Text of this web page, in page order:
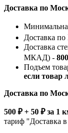
Доставка по
Доставка
Доставка
МКАД) -
Подъем
если товар
Доставка по
500 ₽ + 50 ₽ за 1
тариф "Доставка